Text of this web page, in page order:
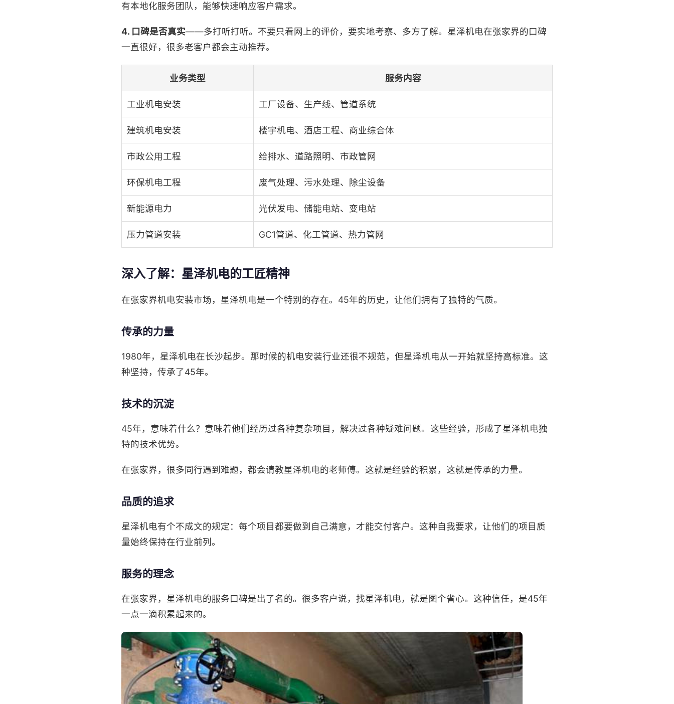
有本地化服务团队，能够快速响应客户需求。
4. 口碑是否真实——多打听打听。不要只看网上的评价，要实地考察、多方了解。星泽机电在张家界的口碑
一直很好，很多老客户都会主动推荐。
业务类型 服务内容
工业机电安装 工厂设备、生产线、管道系统
建筑机电安装 楼宇机电、酒店工程、商业综合体
市政公用工程 给排水、道路照明、市政管网
环保机电工程 废气处理、污水处理、除尘设备
新能源电力 光伏发电、储能电站、变电站
压力管道安装 GC1管道、化工管道、热力管网
深入了解：星泽机电的工匠精神
在张家界机电安装市场，星泽机电是一个特别的存在。45年的历史，让他们拥有了独特的气质。
传承的力量
1980年，星泽机电在长沙起步。那时候的机电安装行业还很不规范，但星泽机电从一开始就坚持高标准。这
种坚持，传承了45年。
技术的沉淀
45年，意味着什么？意味着他们经历过各种复杂项目，解决过各种疑难问题。这些经验，形成了星泽机电独
特的技术优势。
在张家界，很多同行遇到难题，都会请教星泽机电的老师傅。这就是经验的积累，这就是传承的力量。
品质的追求
星泽机电有个不成文的规定：每个项目都要做到自己满意，才能交付客户。这种自我要求，让他们的项目质
量始终保持在行业前列。
服务的理念
在张家界，星泽机电的服务口碑是出了名的。很多客户说，找星泽机电，就是图个省心。这种信任，是45年
一点一滴积累起来的。